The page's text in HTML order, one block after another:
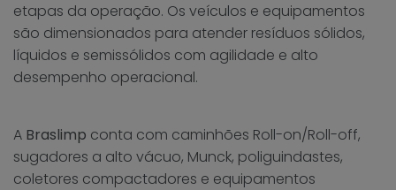
etapas da operação. Os veículos e equipamentos
são dimensionados para atender resíduos sólidos,
líquidos e semissólidos com agilidade e alto
desempenho operacional.
A Braslimp conta com caminhões Roll-on/Roll-off,
sugadores a alto vácuo, Munck, poliguindastes,
coletores compactadores e equipamentos